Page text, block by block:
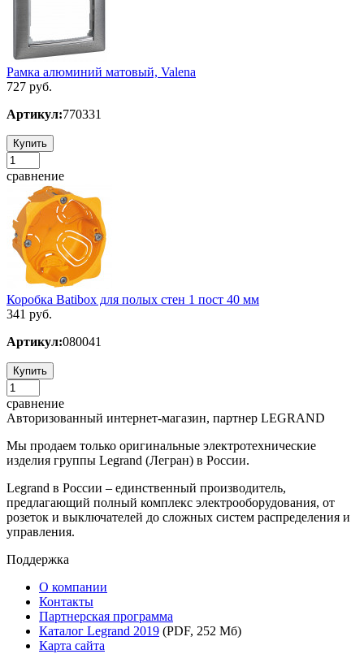
Рамка алюминий матовый, Valena
727 руб.
Артикул:770331
Купить
сравнение
Коробка Batibox для полых стен 1 пост 40 мм
341 руб.
Артикул:080041
Купить
сравнение
Авторизованный интернет-магазин, партнер LEGRAND
Мы продаем только оригинальные электротехнические
изделия группы Legrand (Легран) в России.
Legrand в России – единственный производитель,
предлагающий полный комплекс электрооборудования, от
розеток и выключателей до сложных систем распределения и
управления.
Поддержка
О компании
Контакты
Партнерская программа
Каталог Legrand 2019 (PDF, 252 Мб)
Карта сайта